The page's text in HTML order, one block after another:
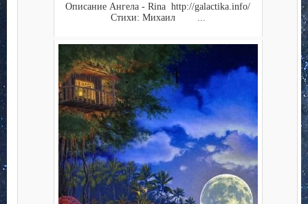
Описание Ангела - Rina http://galactika.info/
Стихи: Михаил ...